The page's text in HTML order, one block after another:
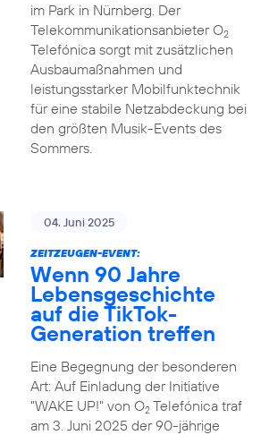
im Park in Nürnberg. Der
Telekommunikationsanbieter O2
Telefónica sorgt mit zusätzlichen
Ausbaumaßnahmen und
leistungsstarker Mobilfunktechnik
für eine stabile Netzabdeckung bei
den größten Musik-Events des
Sommers.
04. Juni 2025
ZEITZEUGEN-EVENT:
Wenn 90 Jahre
Lebensgeschichte
auf die TikTok-
Generation treffen
Eine Begegnung der besonderen
Art: Auf Einladung der Initiative
"WAKE UP!" von O2Telefónica traf
am 3. Juni 2025 der 90-jährige